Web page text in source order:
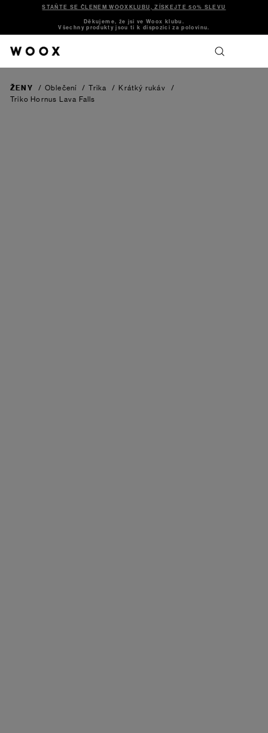
STAŇTE SE ČLENEM WOOXKLUBU, ZÍSKEJTE 50% SLEVU
Děkujeme, že jsi ve Woox klubu.
Všechny produkty jsou ti k dispozici za polovinu.
ŽENY / Oblečení / Trika / Krátký rukáv
/
Triko Hornus Lava Falls